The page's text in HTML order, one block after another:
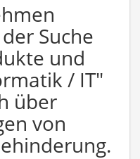
Suche
und
/ IT"
über
von